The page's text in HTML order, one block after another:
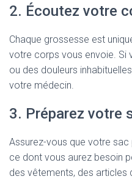
2. Écoutez votre
Chaque grossesse est
votre corps vous envoie. Si
ou des douleurs
votre médecin.
3. Préparez votre
Assurez-vous que votre
ce dont vous aurez besoin
des vêtements, des